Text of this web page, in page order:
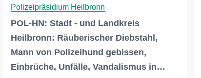
Polizeipräsidium Heilbronn
POL-HN: Stadt - und Landkreis
Heilbronn: Räuberischer Diebstahl,
Mann von Polizeihund gebissen,
Einbrüche, Unfälle, Vandalismus in…